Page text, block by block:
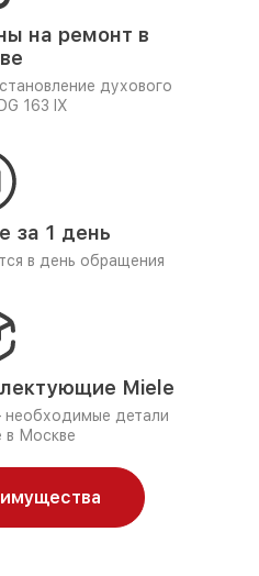
на ремонт в
духового
163 IX
за 1 день
в день обращения
Miele
детали
в Москве